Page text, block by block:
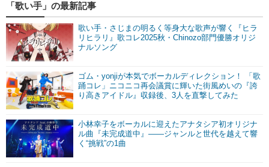
「歌い手」の最新記事
歌い手・さじまの明るく等身大な歌声が響く『ヒラ
リヒラリ』歌コレ2025秋・Chinozo部門優勝オリジ
ナルソング
ゴム・yonjiが本気でボーカルディレクション！ 「歌
踊コレ」ニコニコ再会議賞に輝いた街風めいの『誇
り高きアイドル』収録後、3人を直撃してみた
小林幸子をボーカルに迎えたアナタシア初オリジナ
ル曲『未完成道中』――ジャンルと世代を越えて響
く“挑戦”の1曲